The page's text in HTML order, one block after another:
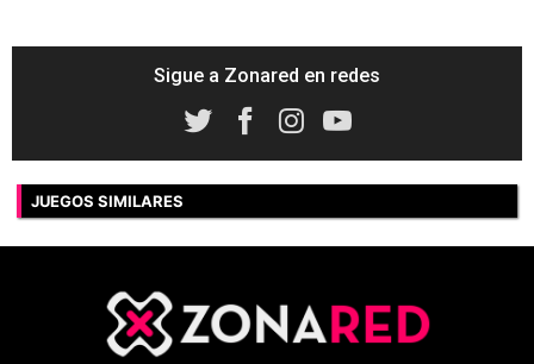
Sigue a Zonared en redes
JUEGOS SIMILARES